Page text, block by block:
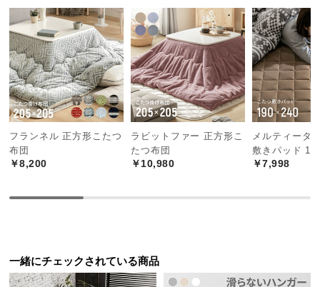
型
商
品
の
配
送
に
つ
い
て
小
の
配
フランネル 正方形こたつ
布団
￥8,200
ラビットファー 正方形こ
たつ布団
￥10,980
メルティータ
敷きパッド
￥7,998
一緒にチェックされている商品